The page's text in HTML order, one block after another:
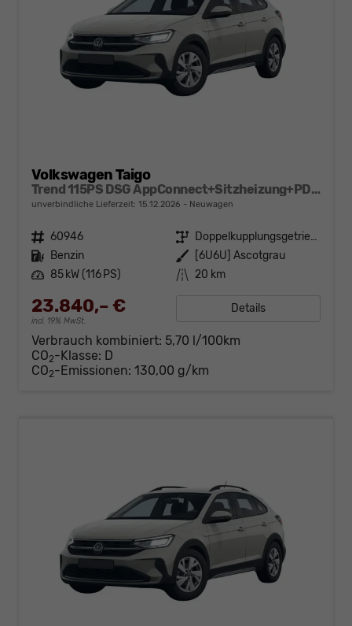
Volkswagen Taigo
Trend 115PS DSG AppConnect+Sitzheizung+PDC+Alu16+LED+DAB+FrontAssist
unverbindliche Lieferzeit: 15.12.2026 Neuwagen
Fahrzeugnr. 60946 Getriebe
Doppelkupplungsgetriebe (DSG)
Kraftstoff Benzin Außenfarbe
[6U6U] Ascotgrau
Leistung 85 kW (116 PS) Kilometerstand 20 km
23.840,– €
incl. 19% MwSt.
Details
Verbrauch kombiniert: 5,70 l/100km
CO2-Klasse: D
CO2-Emissionen: 130,00 g/km